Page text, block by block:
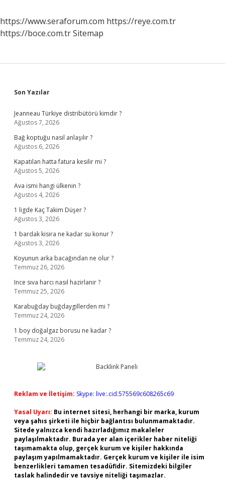
https://www.seraforum.com https://reye.com.tr
https://boce.com.trSitemap
Sidebar
Son Yazılar
Jeanneau Türkiye distribütörü kimdir ?
Ağustos 7, 2026
Bağ koptuğu nasıl anlaşılır ?
Ağustos 6, 2026
Kapatılan hatta fatura kesilir mi ?
Ağustos 5, 2026
Ava ismi hangi ülkenin ?
Ağustos 4, 2026
1 ligde Kaç Takim Düşer ?
Ağustos 3, 2026
1 bardak kisira ne kadar su konur ?
Ağustos 3, 2026
Koyunun arka bacağından ne olur ?
Temmuz 26, 2026
Ince sıva harcı nasıl hazirlanir ?
Temmuz 25, 2026
Karabuğday buğdaygillerden mi ?
Temmuz 24, 2026
1 boy doğalgaz borusu ne kadar ?
Temmuz 24, 2026
Reklam ve İletişim: Skype: live:.cid.575569c608265c69
Yasal Uyarı: Bu internet sitesi, herhangi bir marka, kurum
veya şahıs şirketi ile hiçbir bağlantısı bulunmamaktadır.
Sitede yalnızca kendi hazırladığımız makaleler
paylaşılmaktadır. Burada yer alan içerikler haber niteliği
taşımamakta olup, gerçek kurum ve kişiler hakkında
paylaşım yapılmamaktadır. Gerçek kurum ve kişiler ile isim
benzerlikleri tamamen tesadüfidir. Sitemizdeki bilgiler
taslak halindedir ve tavsiye niteliği taşımazlar.